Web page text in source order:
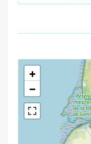
<!---->
+
−